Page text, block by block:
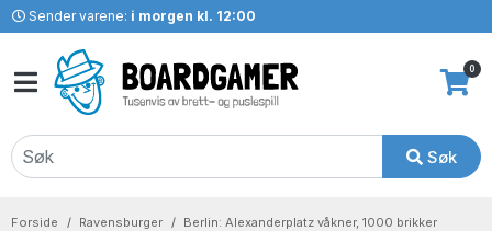
Sender varene: i morgen kl. 12:00
Søk
0
Forside Ravensburger Berlin: Alexanderplatz våkner, 1000 brikker